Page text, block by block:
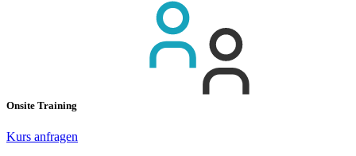
Onsite Training
Kurs anfragen